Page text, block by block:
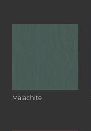
Malachite